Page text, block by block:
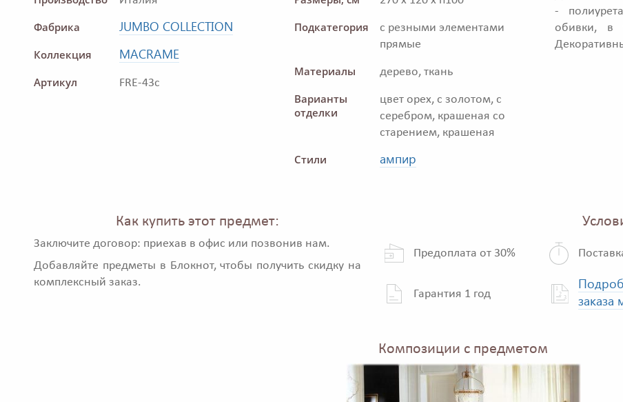
Фабрика JUMBO COLLECTION
Коллекция MACRAME
Артикул FRE-43c
Подкатегория
с резными элементами
прямые
Материалы дерево, ткань
Варианты
отделки
цвет орех, с золотом, с
серебром, крашеная со
старением, крашеная
Стили ампир
-
обивки, в
Как купить этот предмет:
Заключите договор: приехав в офис или позвонив нам.
Добавляйте предметы в Блокнот, чтобы получить скидку на
комплексный заказ.
Предоплата от 30%
Гарантия 1 год
заказа
Композиции с предметом